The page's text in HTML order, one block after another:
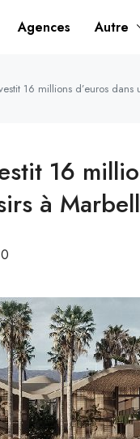
Agences Autre
16 millions d’euros
16
à
0